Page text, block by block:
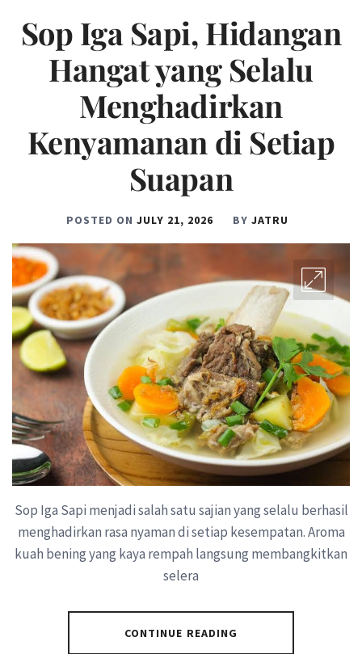
Sop Iga Sapi, Hidangan
Hangat yang Selalu
Menghadirkan
Kenyamanan di Setiap
Suapan
POSTED ON JULY 21, 2026 BY JATRU
Sop Iga Sapi menjadi salah satu sajian yang selalu berhasil
menghadirkan rasa nyaman di setiap kesempatan. Aroma
kuah bening yang kaya rempah langsung membangkitkan
selera
CONTINUE READING